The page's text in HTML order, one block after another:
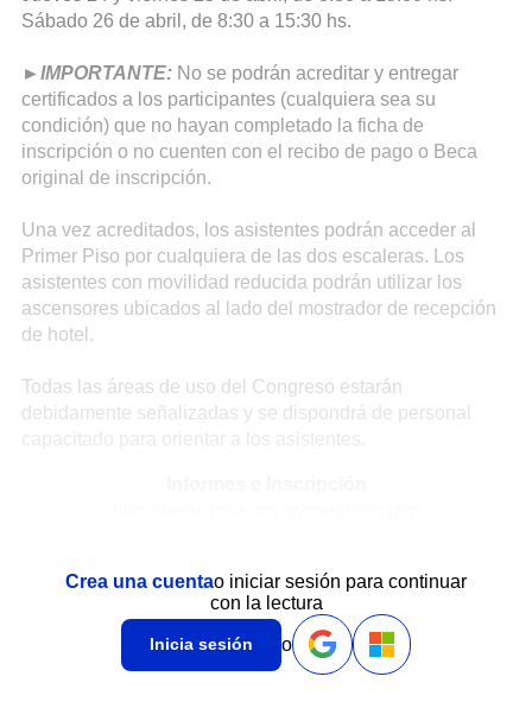
Sábado 26 de abril, de 8:30 a 15:30 hs.
►IMPORTANTE: No se podrán acreditar y entregar
certificados a los participantes (cualquiera sea su
condición) que no hayan completado la ficha de
inscripción o no cuenten con el recibo de pago o Beca
original de inscripción.
Una vez acreditados, los asistentes podrán acceder al
Primer Piso por cualquiera de las dos escaleras. Los
asistentes con movilidad reducida podrán utilizar los
ascensores ubicados al lado del mostrador de recepción
de hotel.
Todas las áreas de uso del Congreso estarán
debidamente señalizadas y se dispondrá de personal
Crea una cuentao iniciar sesión para continuar
con la lectura
Inicia sesión o